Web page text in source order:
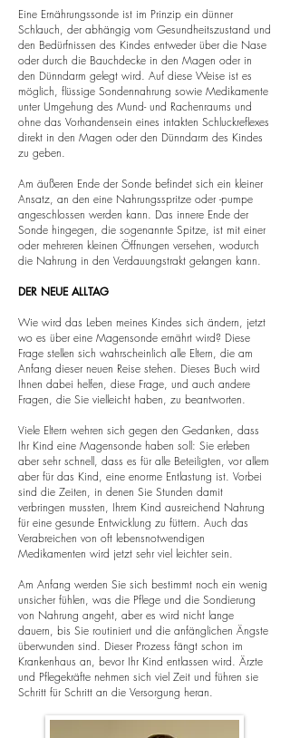
Eine Ernährungssonde ist im Prinzip ein dünner
Schlauch, der abhängig vom Gesundheitszustand und
den Bedürfnissen des Kindes entweder über die Nase
oder durch die Bauchdecke in den Magen oder in
den Dünndarm gelegt wird. Auf diese Weise ist es
möglich, flüssige Sondennahrung sowie Medikamente
unter Umgehung des Mund- und Rachenraums und
ohne das Vorhandensein eines intakten Schluckreflexes
direkt in den Magen oder den Dünndarm des Kindes
zu geben.
Am äußeren Ende der Sonde befindet sich ein kleiner
Ansatz, an den eine Nahrungsspritze oder -pumpe
angeschlossen werden kann. Das innere Ende der
Sonde hingegen, die sogenannte Spitze, ist mit einer
oder mehreren kleinen Öffnungen versehen, wodurch
die Nahrung in den Verdauungstrakt gelangen kann.
DER NEUE ALLTAG
Wie wird das Leben meines Kindes sich ändern, jetzt
wo es über eine Magensonde ernährt wird? Diese
Frage stellen sich wahrscheinlich alle Eltern, die am
Anfang dieser neuen Reise stehen. Dieses Buch wird
Ihnen dabei helfen, diese Frage, und auch andere
Fragen, die Sie vielleicht haben, zu beantworten.
Viele Eltern wehren sich gegen den Gedanken, dass
Ihr Kind eine Magensonde haben soll: Sie erleben
aber sehr schnell, dass es für alle Beteiligten, vor allem
aber für das Kind, eine enorme Entlastung ist. Vorbei
sind die Zeiten, in denen Sie Stunden damit
verbringen mussten, Ihrem Kind ausreichend Nahrung
für eine gesunde Entwicklung zu füttern. Auch das
Verabreichen von oft lebensnotwendigen
Medikamenten wird jetzt sehr viel leichter sein.
Am Anfang werden Sie sich bestimmt noch ein wenig
unsicher fühlen, was die Pflege und die Sondierung
von Nahrung angeht, aber es wird nicht lange
dauern, bis Sie routiniert und die anfänglichen Ängste
überwunden sind. Dieser Prozess fängt schon im
Krankenhaus an, bevor Ihr Kind entlassen wird. Ärzte
und Pflegekräfte nehmen sich viel Zeit und führen sie
Schritt für Schritt an die Versorgung heran.